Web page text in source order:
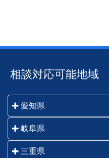
相談対応可能地域
愛知県
名古屋市・一宮市・瀬戸
市・小牧市・稲沢市・尾
進市・清須市・北名古屋
岐阜県
岐阜市・羽島市・各務原
三重県